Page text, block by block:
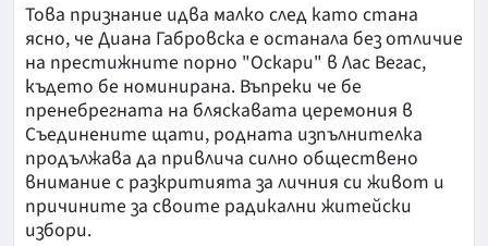
Това признание идва малко след като стана
ясно, че Диана Габровска е останала без отличие
на престижните порно "Оскари" в Лас Вегас,
където бе номинирана. Въпреки че бе
пренебрегната на бляскавата церемония в
Съединените щати, родната изпълнителка
продължава да привлича силно обществено
внимание с разкритията за личния си живот и
причините за своите радикални житейски
избори.